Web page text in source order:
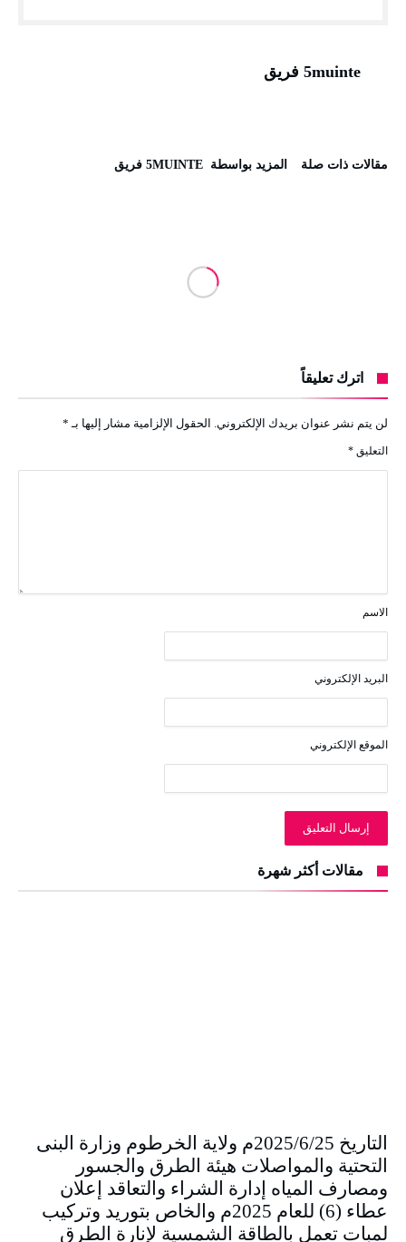
5muinte فريق
‫مقالات ذات صلة‬ ‫‫المزيد بواسطة‬ ‬ 5MUINTE فريق
اترك تعليقاً
لن يتم نشر عنوان بريدك الإلكتروني. الحقول الإلزامية مشار إليها بـ *
التعليق *
الاسم
البريد الإلكتروني
الموقع الإلكتروني
مقالات أكثر شهرة
التاريخ 2025/6/25م ولاية الخرطوم وزارة البنى
التحتية والمواصلات هيئة الطرق والجسور
ومصارف المياه إدارة الشراء والتعاقد إعلان
عطاء (6) للعام 2025م والخاص بتوريد وتركيب
لمبات تعمل بالطاقة الشمسية لإنارة الطرق